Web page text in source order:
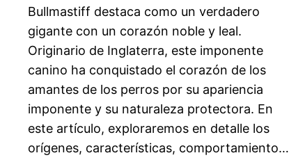
Bullmastiff destaca como un verdadero
gigante con un corazón noble y leal.
Originario de Inglaterra, este imponente
canino ha conquistado el corazón de los
amantes de los perros por su apariencia
imponente y su naturaleza protectora. En
este artículo, exploraremos en detalle los
orígenes, características, comportamiento…